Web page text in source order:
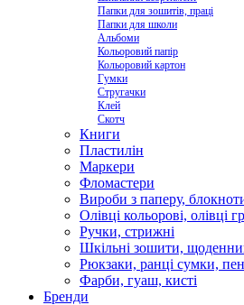
Папки для зошитів, праці
Папки для школи
Альбоми
Кольоровий папір
Кольоровий картон
Гумки
Стругачки
Клей
Скотч
Книги
Пластилін
Маркери
Фломастери
Вироби з паперу,
Олівці кольорові, олівці
Ручки, стрижні
Шкільні зошити,
Рюкзаки, ранці сумки,
Фарби, гуаш, кисті
Бренди